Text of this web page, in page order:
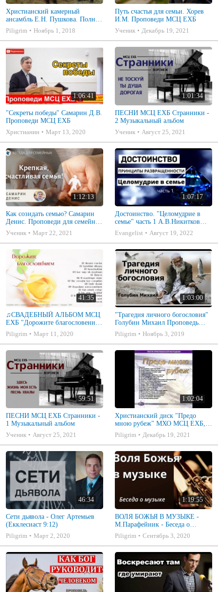
Христианский камерный
ансамбль Е.Н. Пушкова. Полное
собрание
Piligrim Ноябрь 1, 2018
Путь счастья для семьи. Хорев
И.М. Проповеди МСЦ ЕХБ
Ученик
Декабрь 19, 2021
1:06:41
"Секреты победы" Самарин Д.В.
Проповеди МСЦ ЕХБ
Христианин
Март 13, 2020
1:01:34
ПЕСНИ МСЦ ЕХБ Странники -
2 Музыкальный альбом
Ученик
Август 25, 2021
1:12:13
Как созидать семью? Самарин
Денис. Проповеди для семейных
МСЦ ЕХБ
Ученик Март 22, 2021
1:07:17
Достоинство. "Целомудрие в
семье" часть 1 А.В.Никитков
Беседа для семейных МСЦ ЕХБ
Evangelist Август 19, 2022
41:35
♫СВАДЕБНЫЙ АЛЬБОМ МСЦ
ЕХБ "Дорожите благословением
- Христианские песни.
Музыкальный диск. Псалмы
Piligrim Март 11, 2020
1:03:00
"Трагедия личного богословия"
Голубин Михаил Проповедь
2019
Piligrim Ноябрь 3, 2019
59:51
ПЕСНИ МСЦ ЕХБ Странники -
1 Музыкальный альбом
Ученик
Август 25, 2021
1:02:04
Христианский диск "Предо
мною рубеж" МХО МСЦ ЕХБ,
музыкальный альбом, пение,
музыка
Piligrim Декабрь 19, 2021
46:34
Сети дьявола - Олег Артемьев
(Екклесиаст 9:12)
Piligrim
Март 2, 2020
1:19:55
ВОЛЯ БОЖЬЯ В МУЗЫКЕ -
М.Парафейник - Беседа о
музыке 2
Piligrim Сентябрь 3, 2020